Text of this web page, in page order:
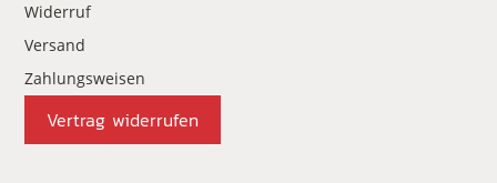
Widerruf
Versand
Zahlungsweisen
Vertrag widerrufen